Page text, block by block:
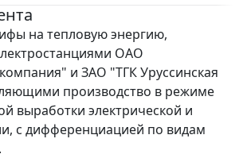
на тепловую энергию,
ОАО
и ЗАО "ТГК Уруссинская
производство в режиме
выработки электрической и
с дифференциацией по видам